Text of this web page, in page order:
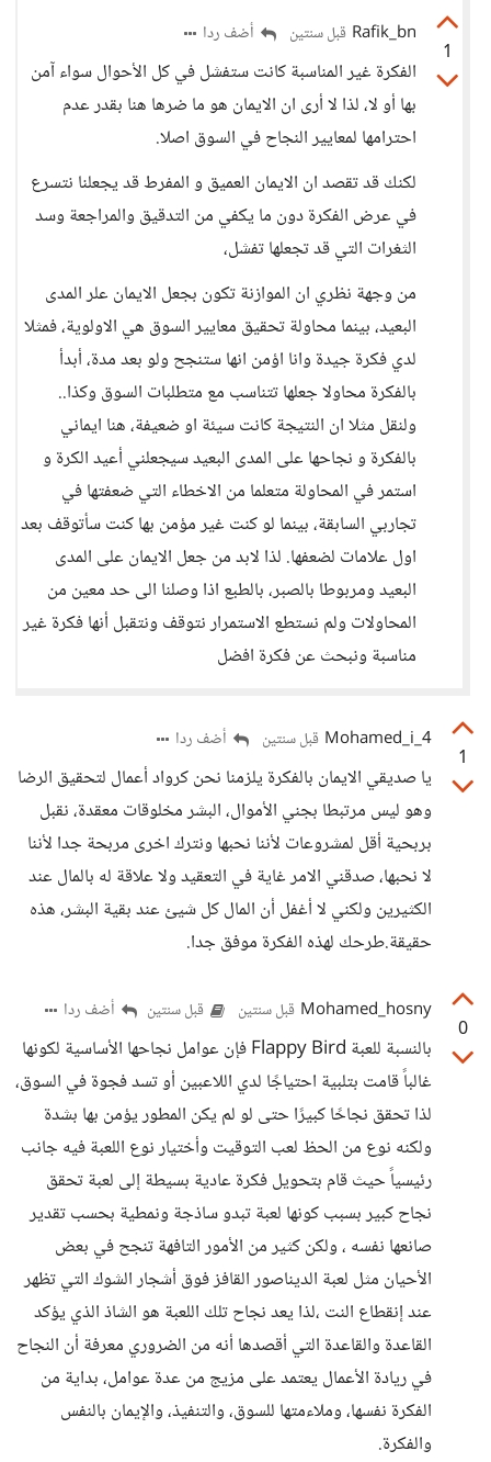
1
Rafik_bn قبل سنتين أضف ردا
الفكرة غير المناسبة كانت ستفشل في كل الأحوال سواء آمن
بها أو لا، لذا لا أرى ان الايمان هو ما ضرها هنا بقدر عدم
احترامها لمعايير النجاح في السوق اصلا.
لكنك قد تقصد ان الايمان العميق و المفرط قد يجعلنا نتسرع
في عرض الفكرة دون ما يكفي من التدقيق والمراجعة وسد
الثغرات التي قد تجعلها تفشل،
من وجهة نظري ان الموازنة تكون بجعل الايمان علر المدى
البعيد، بينما محاولة تحقيق معايير السوق هي الاولوية، فمثلا
لدي فكرة جيدة وانا اؤمن انها ستنجح ولو بعد مدة، أبدأ
بالفكرة محاولا جعلها تتناسب مع متطلبات السوق وكذا..
ولنقل مثلا ان النتيجة كانت سيئة او ضعيفة، هنا ايماني
بالفكرة و نجاحها على المدى البعيد سيجعلني أعيد الكرة و
استمر في المحاولة متعلما من الاخطاء التي ضعفتها في
تجاربي السابقة، بينما لو كنت غير مؤمن بها كنت سأتوقف بعد
اول علامات لضعفها. لذا لابد من جعل الايمان على المدى
البعيد ومربوطا بالصبر، بالطبع اذا وصلنا الى حد معين من
المحاولات ولم نستطع الاستمرار نتوقف ونتقبل أنها فكرة غير
مناسبة ونبحث عن فكرة افضل
1
Mohamed_i_4 قبل سنتين أضف ردا
يا صديقي الايمان بالفكرة يلزمنا نحن كرواد أعمال لتحقيق الرضا
وهو ليس مرتبطا بجني الأموال، البشر مخلوقات معقدة، نقبل
بربحية أقل لمشروعات لأننا نحبها ونترك اخرى مربحة جدا لأننا
لا نحبها، صدقني الامر غاية في التعقيد ولا علاقة له بالمال عند
الكثيرين ولكني لا أغفل أن المال كل شيئ عند بقية البشر، هذه
حقيقة.طرحك لهذه الفكرة موفق جدا.
0
Mohamed_hosny قبل سنتين قبل سنتين أضف ردا
بالنسبة للعبة Flappy Bird فإن عوامل نجاحها الأساسية لكونها
غالباً قامت بتلبية احتياجًا لدي اللاعبين أو تسد فجوة في السوق،
لذا تحقق نجاحًا كبيرًا حتى لو لم يكن المطور يؤمن بها بشدة
ولكنه نوع من الحظ لعب التوقيت وأختيار نوع اللعبة فيه جانب
رئيسياً حيث قام بتحويل فكرة عادية بسيطة إلى لعبة تحقق
نجاح كبير بسبب كونها لعبة تبدو ساذجة ونمطية بحسب تقدير
صانعها نفسه ، ولكن كثير من الأمور التافهة تنجح في بعض
الأحيان مثل لعبة الديناصور القافز فوق أشجار الشوك التي تظهر
عند إنقطاع النت ،لذا يعد نجاح تلك اللعبة هو الشاذ الذي يؤكد
القاعدة والقاعدة التي أقصدها أنه من الضروري معرفة أن النجاح
في ريادة الأعمال يعتمد على مزيج من عدة عوامل، بداية من
الفكرة نفسها، وملاءمتها للسوق، والتنفيذ، والإيمان بالنفس
والفكرة.